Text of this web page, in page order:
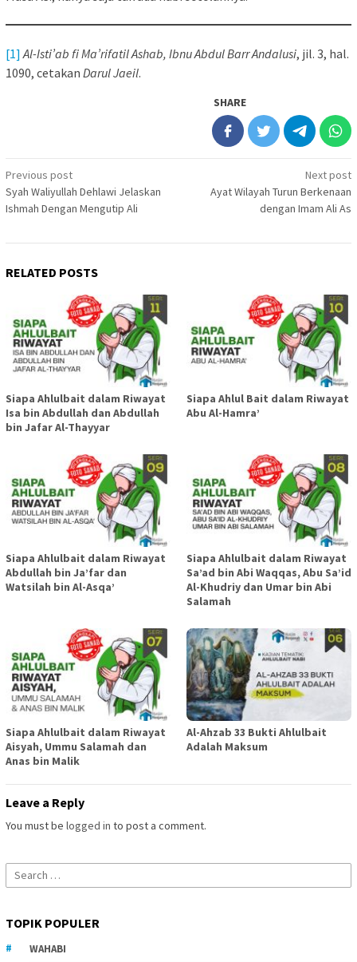
[1] Al-Isti’ab fi Ma’rifatil Ashab, Ibnu Abdul Barr Andalusi, jil. 3, hal.
1090, cetakan Darul Jaeil.
SHARE
Post
navigation
Previous post
Syah Waliyullah Dehlawi Jelaskan
Ishmah Dengan Mengutip Ali
Next post
Ayat Wilayah Turun Berkenaan
dengan Imam Ali As
RELATED POSTS
Siapa Ahlulbait dalam Riwayat
Isa bin Abdullah dan Abdullah
bin Jafar Al-Thayyar
Siapa Ahlul Bait dalam Riwayat
Abu Al-Hamra’
Siapa Ahlulbait dalam Riwayat
Abdullah bin Ja’far dan
Watsilah bin Al-Asqa’
Siapa Ahlulbait dalam Riwayat
Sa’ad bin Abi Waqqas, Abu Sa’id
Al-Khudriy dan Umar bin Abi
Salamah
Siapa Ahlulbait dalam Riwayat
Aisyah, Ummu Salamah dan
Anas bin Malik
Al-Ahzab 33 Bukti Ahlulbait
Adalah Maksum
Leave a Reply
You must be logged in to post a comment.
Search
for:
TOPIK POPULER
WAHABI